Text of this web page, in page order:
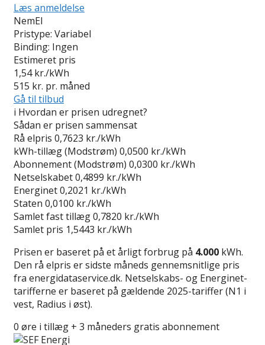
Læs anmeldelse
NemEl
Pristype: Variabel
Binding: Ingen
Estimeret pris
1,54 kr./kWh
515 kr. pr. måned
Gå til tilbud
i Hvordan er prisen udregnet?
Sådan er prisen sammensat
Rå elpris 0,7623 kr./kWh
kWh-tillæg (Modstrøm) 0,0500 kr./kWh
Abonnement (Modstrøm) 0,0300 kr./kWh
Netselskabet0,4899 kr./kWh
Energinet0,2021 kr./kWh
Staten 0,0100 kr./kWh
Samlet fast tillæg0,7820 kr./kWh
Samlet pris 1,5443 kr./kWh
Prisen er baseret på et årligt forbrug på 4.000 kWh.
Den rå elpris er sidste måneds gennemsnitlige pris
fra energidataservice.dk. Netselskabs- og Energinet-
tarifferne er baseret på gældende 2025-tariffer (N1 i
vest, Radius i øst).
0 øre i tillæg + 3 måneders gratis abonnement